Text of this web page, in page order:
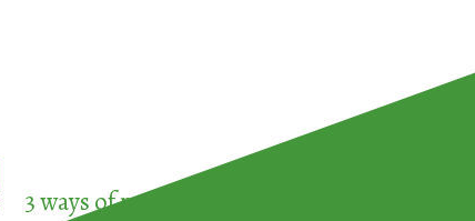
3 ways of participating in the